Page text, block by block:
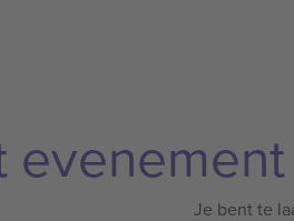
Je bent te